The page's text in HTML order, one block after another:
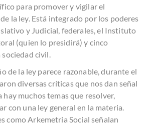
para promover y vigilar el
la ley. Está integrado por los poderes
y Judicial, federales, el Instituto
(quien lo presidirá) y cinco
sociedad civil.
de la ley parece razonable, durante el
diversas críticas que nos dan señal
hay muchos temas que resolver,
con una ley general en la materia.
como Arkemetria Social señalan